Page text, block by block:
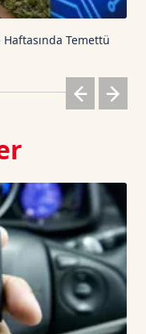
0.15
Haftasında Temettü